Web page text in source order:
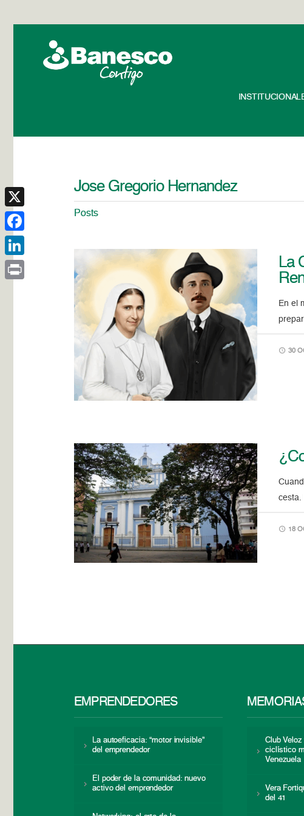
Jose Gregorio Hernandez
Posts
La
En el
30
cesta.
18
EMPRENDEDORES
La autoeficacia: “motor invisible”
del emprendedor
El poder de la comunidad: nuevo
activo del emprendedor
Club
ciclístico
Venezuela
Vera
del 41
X
Facebook
LinkedIn